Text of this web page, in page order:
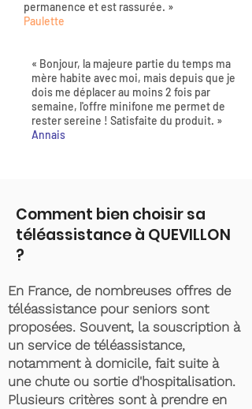
permanence et est rassurée. »
Paulette
« Bonjour, la majeure partie du temps ma
mère habite avec moi, mais depuis que je
dois me déplacer au moins 2 fois par
semaine, l'offre minifone me permet de
rester sereine ! Satisfaite du produit. »
Annais
Comment bien choisir sa
téléassistance à QUEVILLON
?
En France, de nombreuses offres de
téléassistance pour seniors sont
proposées. Souvent, la souscription à
un service de téléassistance,
notamment à domicile, fait suite à
une chute ou sortie d'hospitalisation.
Plusieurs critères sont à prendre en